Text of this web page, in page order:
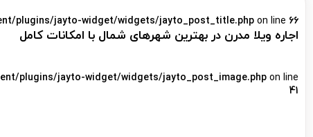
plugins/jayto-widget/widgets/jayto_post_title.php on line 66
اجاره ویلا مدرن در بهترین شهرهای شمال با امکانات کامل
plugins/jayto-widget/widgets/jayto_post_image.php on line
41